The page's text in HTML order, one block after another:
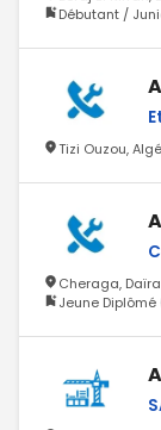
Débutant /
Tizi Ouzou,
Cheraga,
Jeune